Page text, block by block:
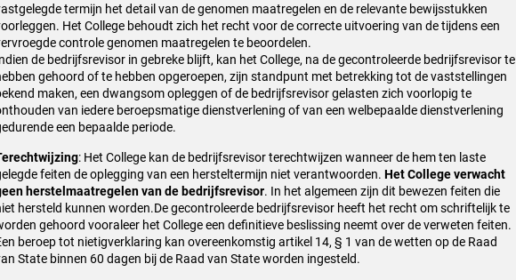
termijn het detail van de genomen maatregelen en de relevante bewijsstukken
Het College behoudt zich het recht voor de correcte uitvoering van de tijdens een
controle genomen maatregelen te beoordelen.
de bedrijfsrevisor in gebreke blijft, kan het College, na de gecontroleerde bedrijfsrevisor te
gehoord of te hebben opgeroepen, zijn standpunt met betrekking tot de vaststellingen
maken, een dwangsom opleggen of de bedrijfsrevisor gelasten zich voorlopig te
van iedere beroepsmatige dienstverlening of van een welbepaalde dienstverlening
een bepaalde periode.
: Het College kan de bedrijfsrevisor terechtwijzen wanneer de hem ten laste
feiten de oplegging van een hersteltermijn niet verantwoorden. Het College verwacht
herstelmaatregelen van de bedrijfsrevisor. In het algemeen zijn dit bewezen feiten die
hersteld kunnen worden.De gecontroleerde bedrijfsrevisor heeft het recht om schriftelijk te
gehoord vooraleer het College een definitieve beslissing neemt over de verweten feiten.
beroep tot nietigverklaring kan overeenkomstig artikel 14, § 1 van de wetten op de Raad
State binnen 60 dagen bij de Raad van State worden ingesteld.